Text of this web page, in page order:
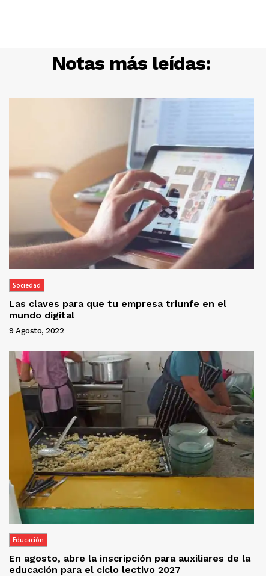
Notas más leídas:
Sociedad
Las claves para que tu empresa triunfe en el
mundo digital
9 Agosto, 2022
Educación
En agosto, abre la inscripción para auxiliares de la
educación para el ciclo lectivo 2027